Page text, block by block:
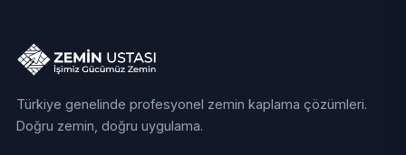
Türkiye genelinde profesyonel zemin kaplama çözümleri.
Doğru zemin, doğru uygulama.